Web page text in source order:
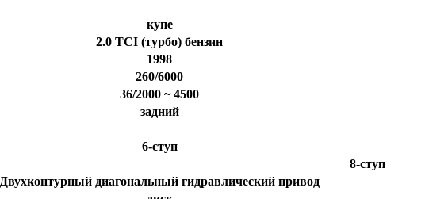
купе
2.0 TCI (турбо) бензин
1998
260/6000
36/2000 ~ 4500
задний
6-ступ
8-ступ
Двухконтурный диагональный гидравлический привод